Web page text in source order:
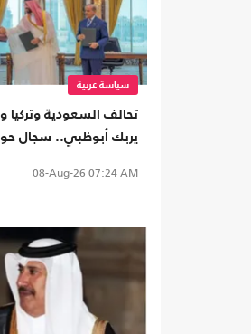
سياسة عربية
تحالف السعودية وتركيا
يربك أبوظبي.. سجال
08-Aug-26 07:24 AM